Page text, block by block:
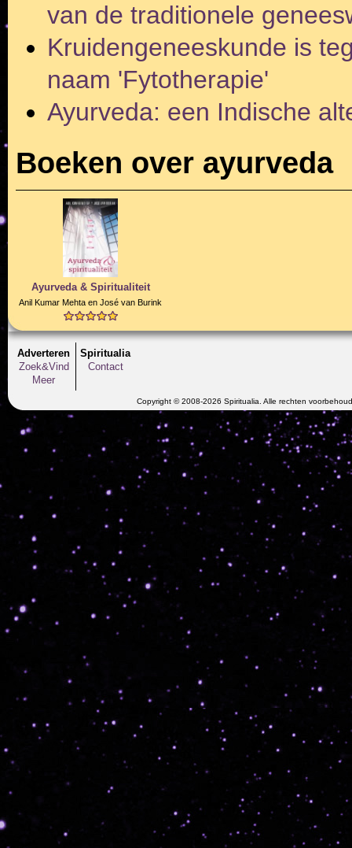
van de traditionele
Kruidengeneeskunde is
naam 'Fytotherapie'
Ayurveda: een Indische
Boeken over ayurveda
Ayurveda & Spiritualiteit
Anil Kumar Mehta en José van Burink
Adverteren
Zoek&Vind
Meer
Spiritualia
Contact
Copyright © 2008-2026 Spiritualia. Alle rechten